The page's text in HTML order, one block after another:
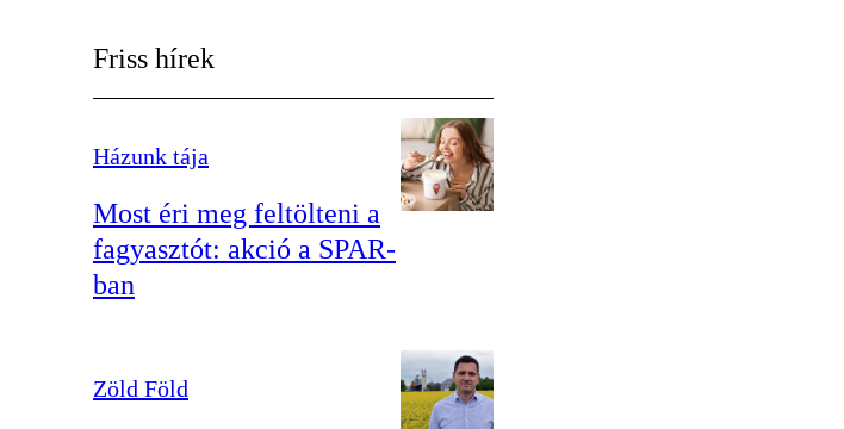
Friss hírek
Házunk tája
Most éri meg feltölteni a
fagyasztót: akció a SPAR-
ban
Zöld Föld